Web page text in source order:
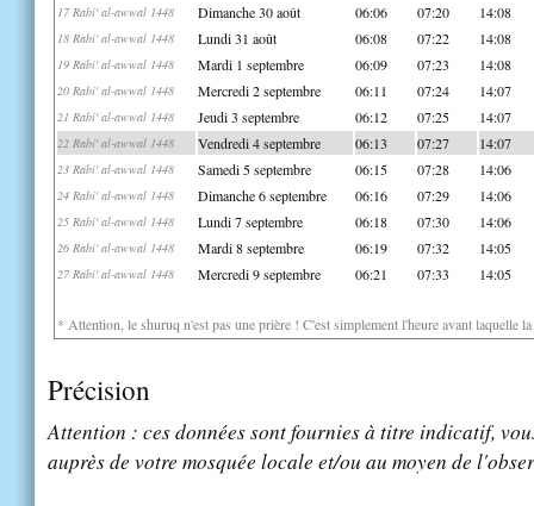
17 Rabi' al-awwal 1448 Dimanche 30 août 06:06 07:20 14:08
18 Rabi' al-awwal 1448 Lundi 31 août 06:08 07:22 14:08
19 Rabi' al-awwal 1448 Mardi 1 septembre 06:09 07:23 14:08
20 Rabi' al-awwal 1448 Mercredi 2 septembre 06:11 07:24 14:07
21 Rabi' al-awwal 1448 Jeudi 3 septembre 06:12 07:25 14:07
22 Rabi' al-awwal 1448 Vendredi 4 septembre 06:13 07:27 14:07
23 Rabi' al-awwal 1448 Samedi 5 septembre 06:15 07:28 14:06
24 Rabi' al-awwal 1448 Dimanche 6 septembre 06:16 07:29 14:06
25 Rabi' al-awwal 1448 Lundi 7 septembre 06:18 07:30 14:06
26 Rabi' al-awwal 1448 Mardi 8 septembre 06:19 07:32 14:05
27 Rabi' al-awwal 1448 Mercredi 9 septembre 06:21 07:33 14:05
* Attention, le shuruq n'est pas une prière ! C'est simplement l'heure avant laquelle
Précision
Attention : ces données sont fournies à titre indicatif,
auprès de votre mosquée locale et/ou au moyen de